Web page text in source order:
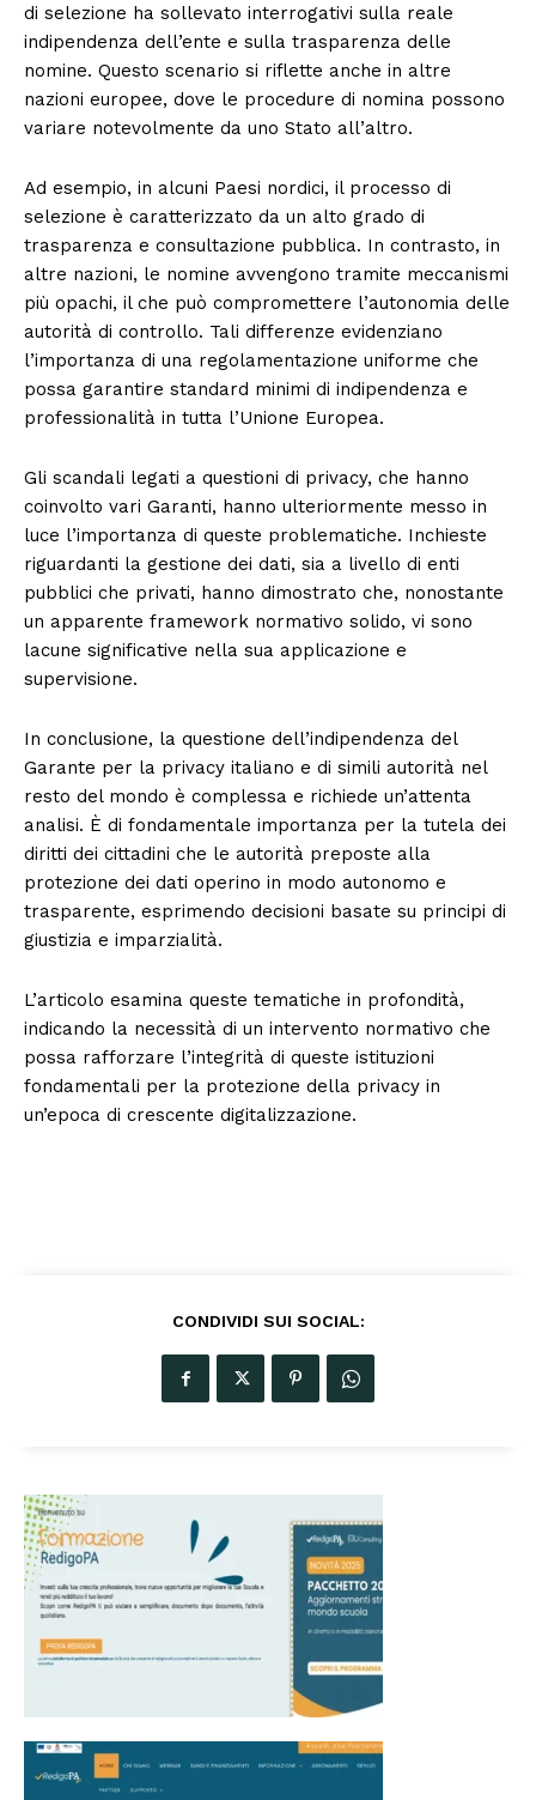
di selezione ha sollevato interrogativi sulla reale
indipendenza dell’ente e sulla trasparenza delle
nomine. Questo scenario si riflette anche in altre
nazioni europee, dove le procedure di nomina possono
variare notevolmente da uno Stato all’altro.
Ad esempio, in alcuni Paesi nordici, il processo di
selezione è caratterizzato da un alto grado di
trasparenza e consultazione pubblica. In contrasto, in
altre nazioni, le nomine avvengono tramite meccanismi
più opachi, il che può compromettere l’autonomia delle
autorità di controllo. Tali differenze evidenziano
l’importanza di una regolamentazione uniforme che
possa garantire standard minimi di indipendenza e
professionalità in tutta l’Unione Europea.
Gli scandali legati a questioni di privacy, che hanno
coinvolto vari Garanti, hanno ulteriormente messo in
luce l’importanza di queste problematiche. Inchieste
riguardanti la gestione dei dati, sia a livello di enti
pubblici che privati, hanno dimostrato che, nonostante
un apparente framework normativo solido, vi sono
lacune significative nella sua applicazione e
supervisione.
In conclusione, la questione dell’indipendenza del
Garante per la privacy italiano e di simili autorità nel
resto del mondo è complessa e richiede un’attenta
analisi. È di fondamentale importanza per la tutela dei
diritti dei cittadini che le autorità preposte alla
protezione dei dati operino in modo autonomo e
trasparente, esprimendo decisioni basate su principi di
giustizia e imparzialità.
L’articolo esamina queste tematiche in profondità,
indicando la necessità di un intervento normativo che
possa rafforzare l’integrità di queste istituzioni
fondamentali per la protezione della privacy in
un’epoca di crescente digitalizzazione.
CONDIVIDI SUI SOCIAL: